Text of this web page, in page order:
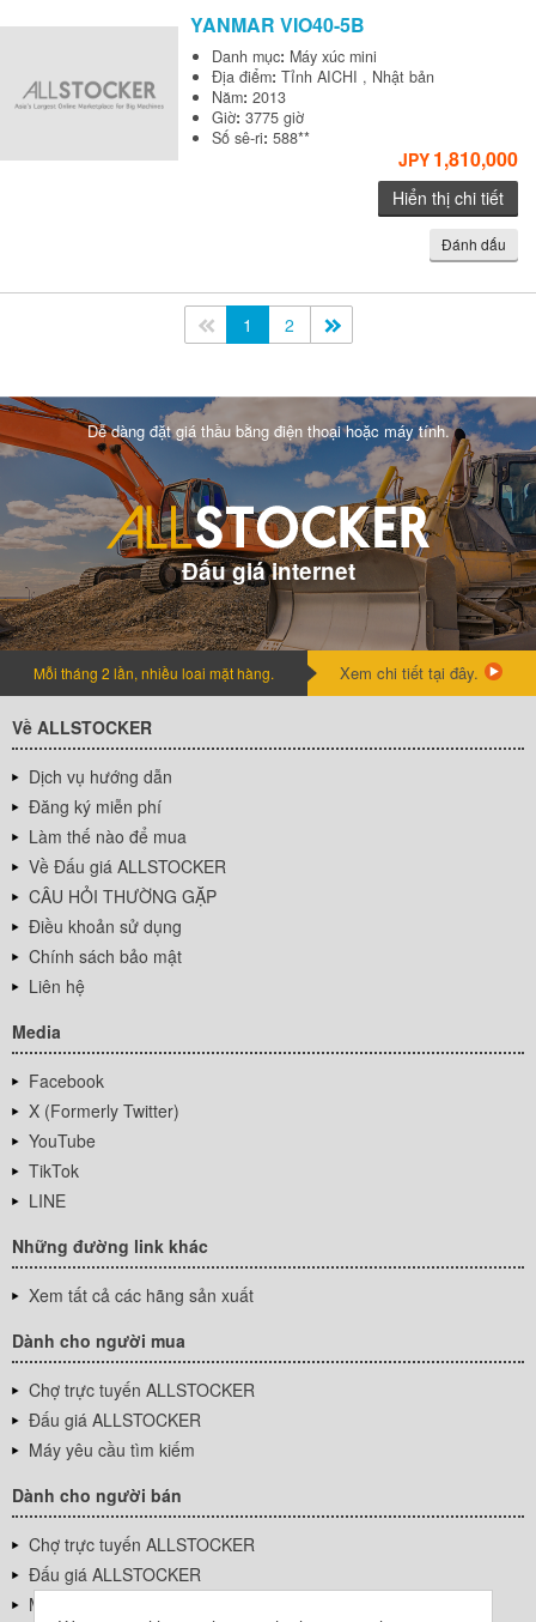
YANMARVIO40-5B
Danh mục: Máy xúc mini
Địa điểm:Tỉnh AICHI , Nhật bản
Năm:2013
Giờ:3775 giờ
Số sê-ri:588**
JPY 1,810,000
Hiển thị chi tiết
Đánh dấu
<<1 2
Dễ dàng đặt giá thầu bằng điện thoại hoặc máy tính.
Đấu giá internet
Mỗi tháng 2 lần, nhiều loai mặt hàng. Xem chi tiết tại đây.
Về ALLSTOCKER
Dịch vụ hướng dẫn
Đăng ký miễn phí
Làm thế nào để mua
Về Đấu giá ALLSTOCKER
CÂU HỎI THƯỜNG GẶP
Điều khoản sử dụng
Chính sách bảo mật
Liên hệ
Media
Facebook
X (Formerly Twitter)
YouTube
TikTok
LINE
Những đường link khác
Xem tất cả các hãng sản xuất
Dành cho người mua
Chợ trực tuyến ALLSTOCKER
Đấu giá ALLSTOCKER
Máy yêu cầu tìm kiếm
Dành cho người bán
Chợ trực tuyến ALLSTOCKER
Đấu giá ALLSTOCKER
Máy yêu cầu tìm kiếm